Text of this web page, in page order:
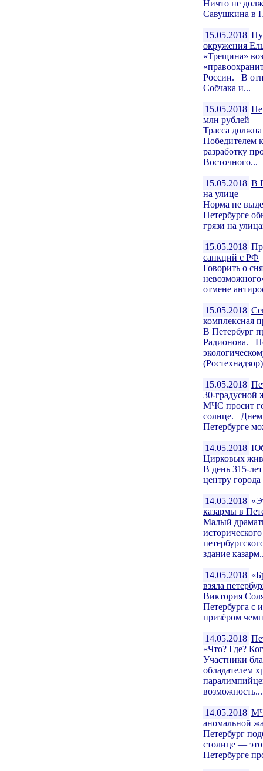
Ничто не
Савушкина в
15.05.2018
окружения
«Трещина»
России. В
Собчака и...
15.05.2018
млн рублей
Трасса
Победителем
разработку
Восточного...
15.05.2018 В
на улице
Норма не
Петербурге
грязи на
15.05.2018
санкций с РФ
Говорить о
отмене
15.05.2018
комплексная
В Петербург
Радионова.
15.05.2018
30-градусной
МЧС просит
солнце. Днем
Петербурге
14.05.2018
Цирковых
В день 315-
центру
14.05.2018
казармы в
Малый
здание
14.05.2018
взяла
Виктория
Петербурга с
призёром
14.05.2018
«Что? Где?
Участники
обладателем
возможность...
14.05.2018
аномальной
Петербург
столице —
Петербурге